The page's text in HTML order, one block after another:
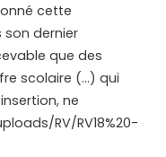
cette
dernier
que des
scolaire (…) qui
ne
RV/RV18%20-